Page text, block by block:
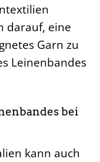
darauf, eine
Garn zu
Leinenbandes
bei
kann auch